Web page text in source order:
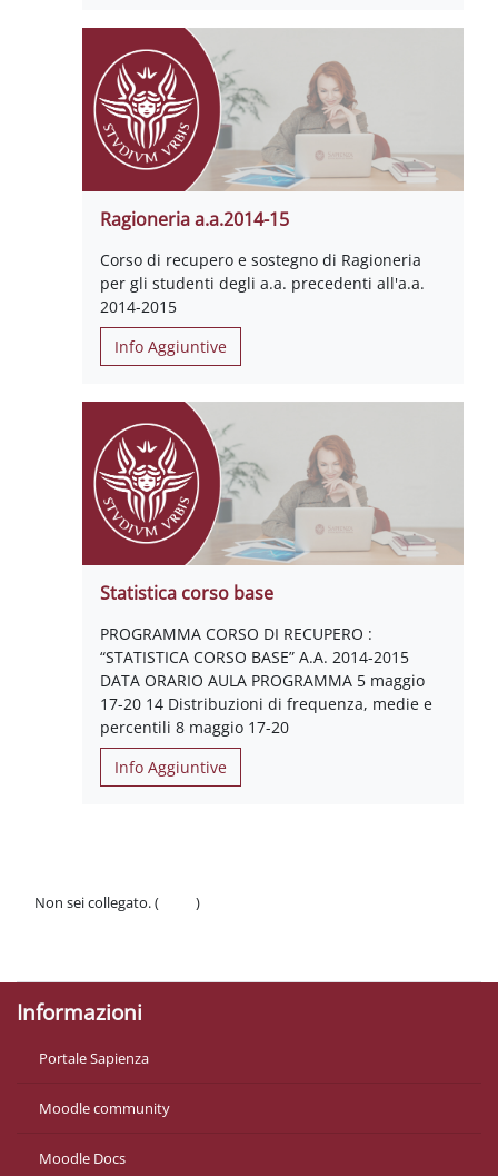
Ragioneria a.a.2014-15
Corso di recupero e sostegno di Ragioneria
per gli studenti degli a.a. precedenti all'a.a.
2014-2015
Info Aggiuntive
Statistica corso base
PROGRAMMA CORSO DI RECUPERO :
“STATISTICA CORSO BASE” A.A. 2014-2015
DATA ORARIO AULA PROGRAMMA 5 maggio
17-20 14 Distribuzioni di frequenza, medie e
percentili 8 maggio 17-20
Info Aggiuntive
Non sei collegato. (
)
Informazioni
Portale Sapienza
Moodle community
Moodle Docs